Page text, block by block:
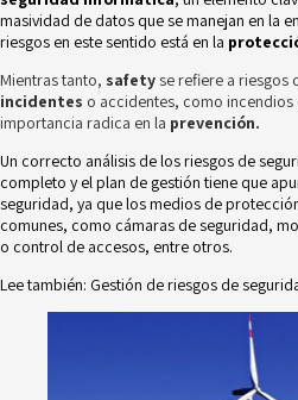
masividad de datos que se manejan en la
riesgos en este sentido está en la
Mientras tanto, safetyse refiere a riesgos
incidentes o accidentes, como
importancia radica en la prevención.
Un correcto análisis de los riesgos de
completo y el plan de gestión tiene que
seguridad, ya que los medios de
comunes, como cámaras de seguridad,
o control de accesos, entre otros.
Lee también: Gestión de riesgos de